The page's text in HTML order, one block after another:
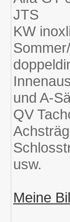
JTS
KW
und A-
QV
usw.
Meine